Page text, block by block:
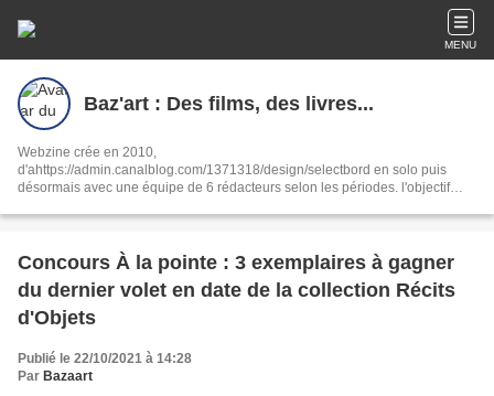
MENU
Baz'art : Des films, des livres...
Webzine crée en 2010,
d'ahttps://admin.canalblog.com/1371318/design/selectbord en solo puis
désormais avec une équipe de 6 rédacteurs selon les périodes. l'objectif
ciné, livres, musique, interviews, spectacles.
Concours À la pointe : 3 exemplaires à gagner
du dernier volet en date de la collection Récits
d'Objets
Publié le 22/10/2021 à 14:28
Par Bazaart